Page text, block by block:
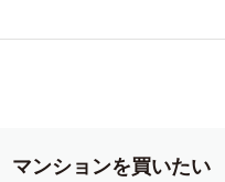
マンションを買いたい